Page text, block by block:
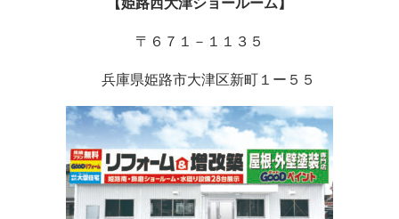
【姫路西大津ショールーム】
〒６７１－１１３５
兵庫県姫路市大津区新町１ー５５